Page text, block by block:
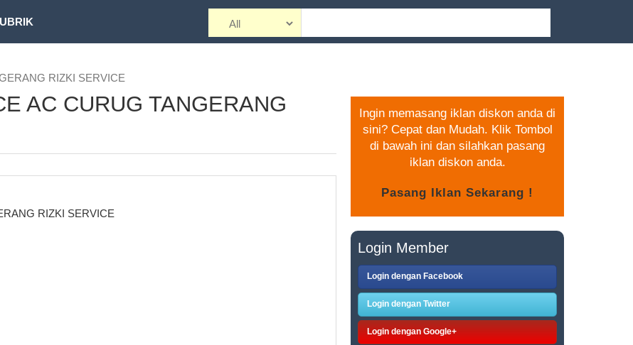
RIZKI SERVICE
AC CURUG TANGERANG
RIZKI SERVICE
Ingin memasang iklan diskon anda di
sini? Cepat dan Mudah. Klik Tombol
di bawah ini dan silahkan pasang
iklan diskon anda.
Login Member
Login dengan Facebook
Login dengan Twitter
Login dengan Google+